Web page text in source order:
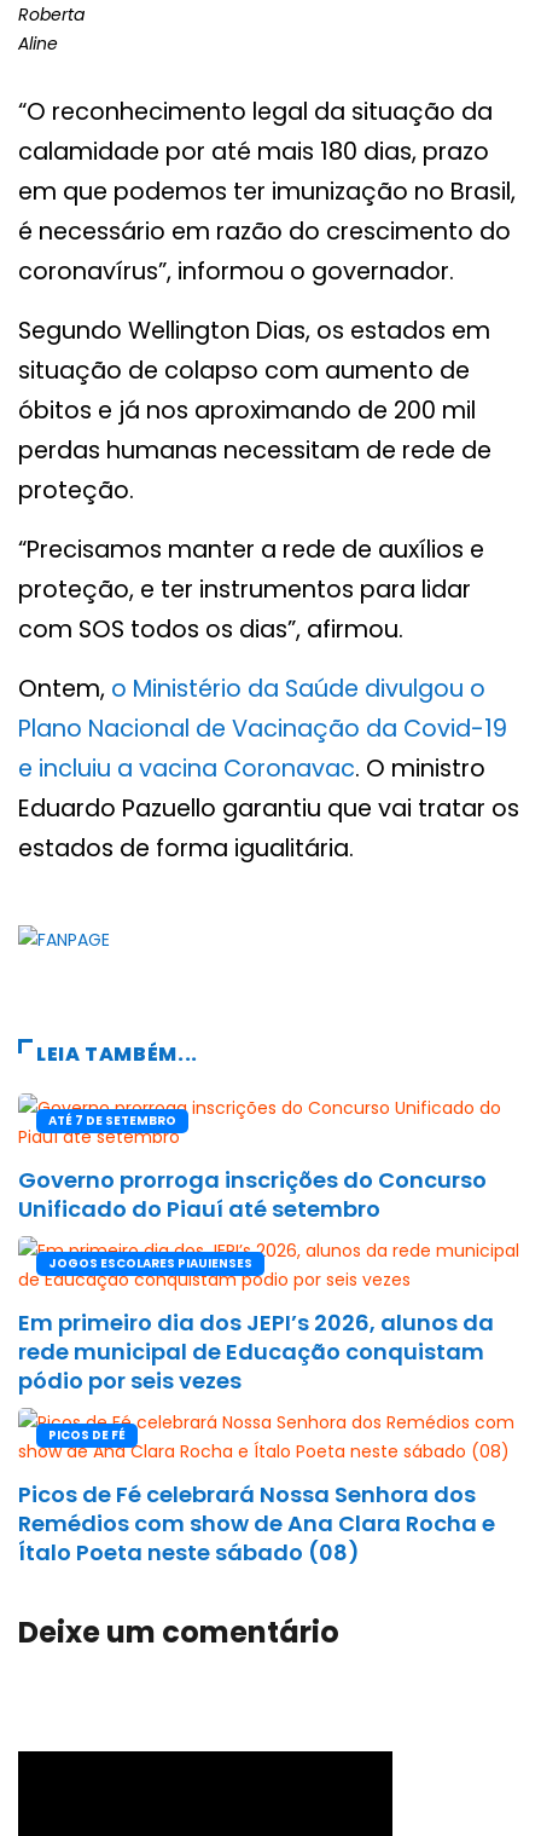
Roberta
Aline
“O reconhecimento legal da situação da
calamidade por até mais 180 dias, prazo
em que podemos ter imunização no Brasil,
é necessário em razão do crescimento do
coronavírus”, informou o governador.
Segundo Wellington Dias, os estados em
situação de colapso com aumento de
óbitos e já nos aproximando de 200 mil
perdas humanas necessitam de rede de
proteção.
“Precisamos manter a rede de auxílios e
proteção, e ter instrumentos para lidar
com SOS todos os dias”, afirmou.
Ontem, o Ministério da Saúde divulgou o
Plano Nacional de Vacinação da Covid-19
e incluiu a vacina Coronavac. O ministro
Eduardo Pazuello garantiu que vai tratar os
estados de forma igualitária.
LEIA TAMBÉM...
ATÉ 7 DE SETEMBRO
Governo prorroga inscrições do Concurso
Unificado do Piauí até setembro
JOGOS ESCOLARES PIAUIENSES
Em primeiro dia dos JEPI’s 2026, alunos da
rede municipal de Educação conquistam
pódio por seis vezes
PICOS DE FÉ
Picos de Fé celebrará Nossa Senhora dos
Remédios com show de Ana Clara Rocha e
Ítalo Poeta neste sábado (08)
Deixe um comentário